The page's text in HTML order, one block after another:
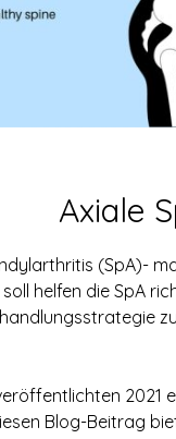
Axiale
(SpA)-
helfen die SpA
2021
Blog-Beitrag